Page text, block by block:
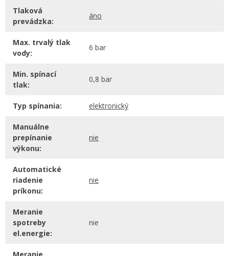
Tlaková
prevádzka:
áno
Max. trvalý tlak
vody:
6 bar
Min. spínací
tlak:
0,8 bar
Typ spínania: elektronický
Manuálne
prepínanie
výkonu:
nie
Automatické
riadenie
príkonu:
nie
Meranie
spotreby
el.energie:
nie